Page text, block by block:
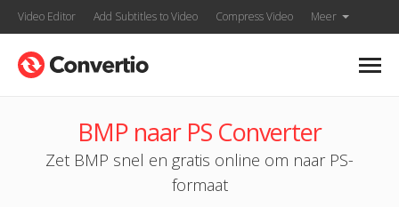
Video Editor Add Subtitles to Video Compress Video Meer
BMP naar PS Converter
Zet BMP snel en gratis online om naar PS-
formaat